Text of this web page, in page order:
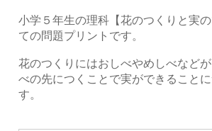
小学５年生の理科【花のつくりと実
ての問題プリントです。
花のつくりにはおしべやめしべなどが
べの先につくことで実ができること
す。